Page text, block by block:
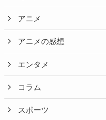
アニメ
アニメの感想
エンタメ
コラム
スポーツ